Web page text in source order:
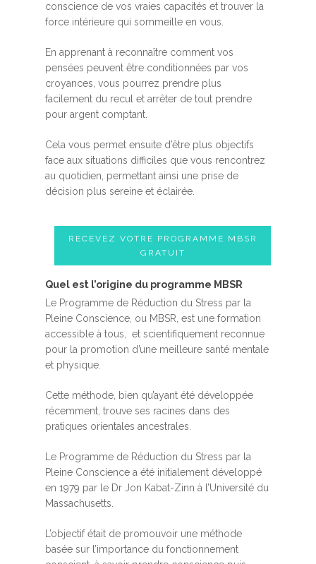
conscience de vos vraies capacités et trouver la
force intérieure qui sommeille en vous.
En apprenant à reconnaître comment vos
pensées peuvent être conditionnées par vos
croyances, vous pourrez prendre plus
facilement du recul et arrêter de tout prendre
pour argent comptant.
Cela vous permet ensuite d’être plus objectifs
face aux situations difficiles que vous rencontrez
au quotidien, permettant ainsi une prise de
décision plus sereine et éclairée.
RECEVEZ VOTRE PROGRAMME MBSR
GRATUIT
Quel est l’origine du programme MBSR
Le Programme de Réduction du Stress par la
Pleine Conscience, ou MBSR, est une formation
accessible à tous, et scientifiquement reconnue
pour la promotion d’une meilleure santé mentale
et physique.
Cette méthode, bien qu’ayant été développée
récemment, trouve ses racines dans des
pratiques orientales ancestrales.
Le Programme de Réduction du Stress par la
Pleine Conscience a été initialement développé
en 1979 par le Dr Jon Kabat-Zinn à l’Université du
Massachusetts.
L’objectif était de promouvoir une méthode
basée sur l’importance du fonctionnement